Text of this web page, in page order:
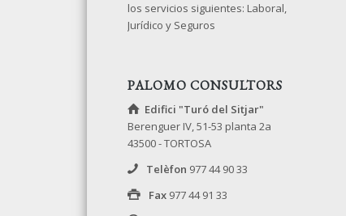
los servicios siguientes: Laboral,
Jurídico y Seguros
PALOMO CONSULTORS
Edifici "Turó del Sitjar"
Berenguer IV, 51-53 planta 2a
43500 - TORTOSA
Telèfon 977 44 90 33
Fax977 44 91 33